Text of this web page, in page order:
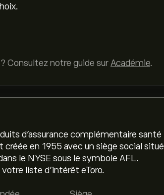
Consultez notre guide sur Académie.
d'assurance complémentaire santé
en 1955 avec un siège social situé
le NYSE sous le symbole AFL.
liste d’intérêt eToro.